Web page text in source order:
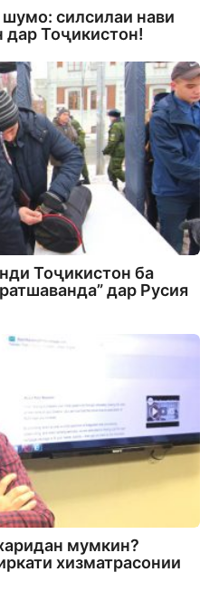
силсилаи нави
дар Тоҷикистон!
Тоҷикистон ба
дар Русия
мумкин?
хизматрасонии